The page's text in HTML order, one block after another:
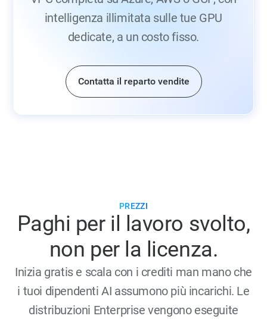
intelligenza illimitata sulle tue GPU
dedicate, a un costo fisso.
Contatta il reparto vendite
PREZZI
Paghi per il lavoro svolto,
non per la licenza.
Inizia gratis e scala con i crediti man mano che
i tuoi dipendenti AI assumono più incarichi. Le
distribuzioni Enterprise vengono eseguite